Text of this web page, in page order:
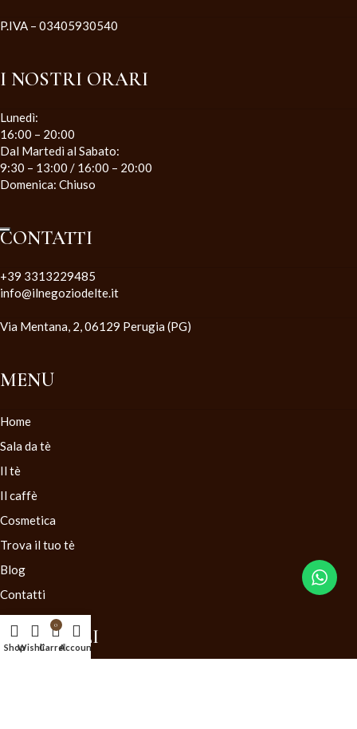
P.IVA – 03405930540
I NOSTRI ORARI
Lunedì:
16:00 – 20:00
Dal Martedì al Sabato:
9:30 – 13:00 / 16:00 – 20:00
Domenica: Chiuso
CONTATTI
+39 3313229485
info@ilnegoziodelte.it
Via Mentana, 2, 06129 Perugia (PG)
MENU
Home
Sala da tè
Il tè
Il caffè
Cosmetica
Trova il tuo tè
Blog
Contatti
LINK UTILI
ShopWishlist
0
CarrelloAccount